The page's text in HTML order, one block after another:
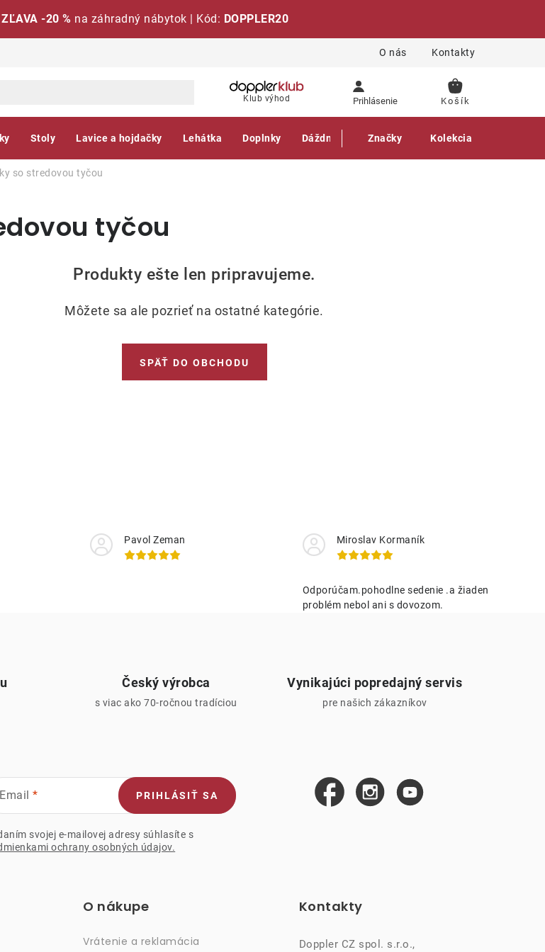
ZĽAVA -20 % na záhradný nábytok | Kód: DOPPLER20
O nás Kontakty
Klub výhod Prihlásenie
NÁKUPNÝ
Stoly Lavice a hojdačky Lehátka Doplnky Dáždniky Gastro produkty
Značky Kolekcia
so stredovou tyčou
tyčou
Produkty ešte len pripravujeme.
Môžete sa ale pozrieť na ostatné kategórie.
SPÄŤ DO OBCHODU
Pavol Zeman Miroslav Kormaník
Odporúčam.pohodlne sedenie .a žiaden
problém nebol ani s dovozom.
Český výrobca
s viac ako 70-ročnou tradíciou
Vynikajúci popredajný servis
pre našich zákazníkov
Email
svojej e-mailovej adresy súhlasíte s
ochrany osobných údajov.
PRIHLÁSIŤ SA
O nákupe
Vrátenie a reklamácia
Kontakty
Doppler CZ spol. s.r.o.,